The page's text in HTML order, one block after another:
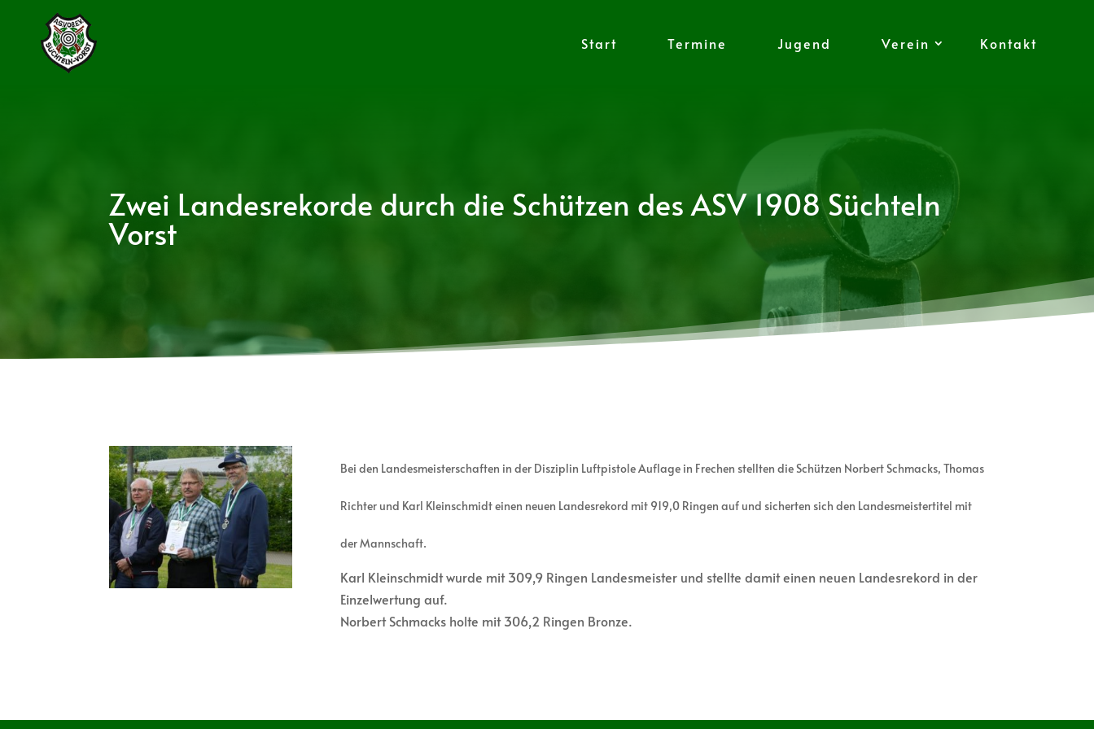
Start Termine Jugend Verein Kontakt
Zwei Landesrekorde durch die Schützen des ASV 1908 Süchteln
Vorst
Bei den Landesmeisterschaften in der Disziplin Luftpistole Auflage in Frechen stellten die Schützen Norbert Schmacks, Thomas
Richter und Karl Kleinschmidt einen neuen Landesrekord mit 919,0 Ringen auf und sicherten sich den Landesmeistertitel mit
der Mannschaft.
Karl Kleinschmidt wurde mit 309,9 Ringen Landesmeister und stellte damit einen neuen Landesrekord in der
Einzelwertung auf.
Norbert Schmacks holte mit 306,2 Ringen Bronze.